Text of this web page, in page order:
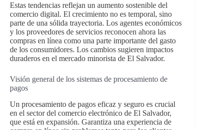
Estas tendencias reflejan un aumento sostenible del
comercio digital. El crecimiento no es temporal, sino
parte de una sólida trayectoria. Los agentes económicos
y los proveedores de servicios reconocen ahora las
compras en línea como una parte importante del gasto
de los consumidores. Los cambios sugieren impactos
duraderos en el mercado minorista de El Salvador.
Visión general de los sistemas de procesamiento de
pagos
Un procesamiento de pagos eficaz y seguro es crucial
en el sector del comercio electrónico de El Salvador,
que está en expansión. Garantiza una experiencia de